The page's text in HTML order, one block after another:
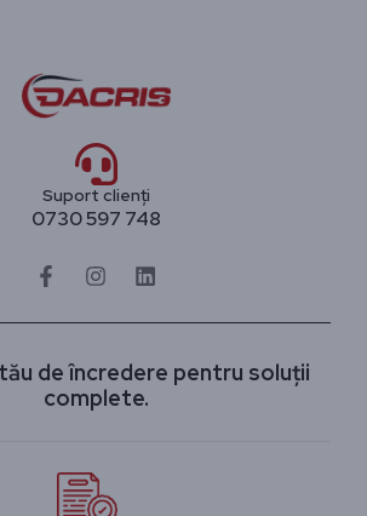
Suport clienți
0730 597 748
de încredere pentru soluții
complete.